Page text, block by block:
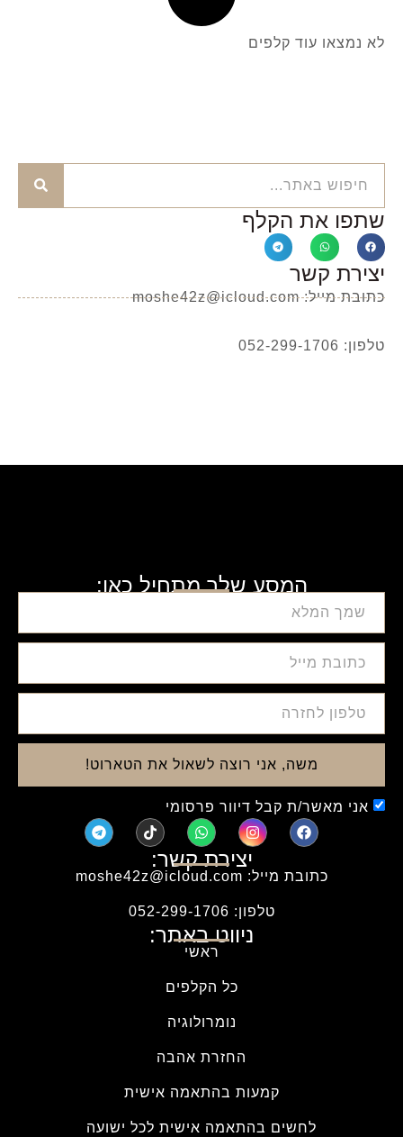
לא נמצאו עוד קלפים
יצירת קשר
כתובת מייל: moshe42z@icloud.com
טלפון: 052-299-1706
שתפו את הקלף
ניווט באתר:
ראשי
כל הקלפים
נומרולוגיה
החזרת אהבה
קמעות בהתאמה אישית
לחשים בהתאמה אישית לכל ישועה
יצירת קשר:
כתובת מייל: moshe42z@icloud.com
טלפון: 052-299-1706
המסע שלך מתחיל כאן:
אני מאשר/ת קבל דיוור פרסומי
משה, אני רוצה לשאול את הטארוט!